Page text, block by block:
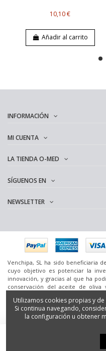
10,10 €
Añadir al carrito
INFORMACIÓN
MI CUENTA
LA TIENDA O-MED
SÍGUENOS EN
NEWSLETTER
Venchipa, SL ha sido beneficiaria
cuyo objetivo es potenciar la
innovación, y gracias al que ha
conservación del aceite de
ha contado con el apoyo del
Comercio de Granada.
, S.L.
Utilizamos cookies propias y
Si continua navegando,
la configuración u obtener